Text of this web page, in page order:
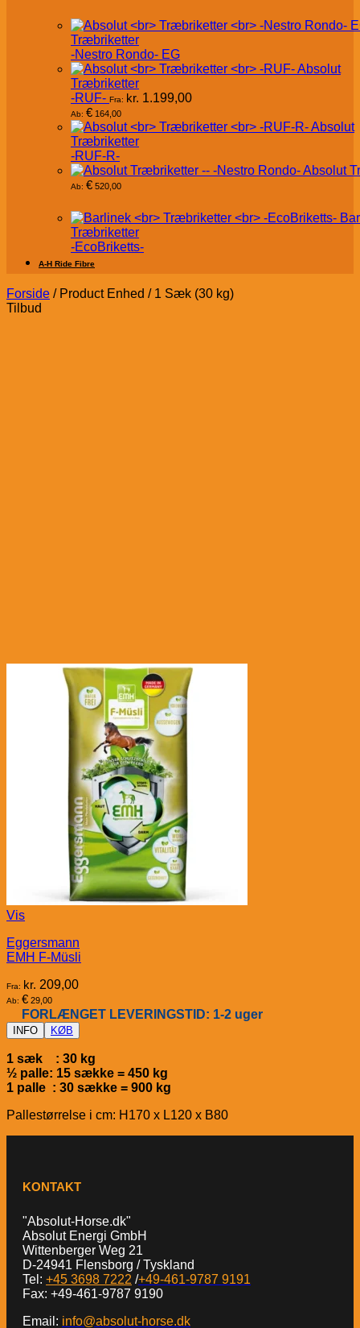
Træbriketter
-Nestro Rondo- EG
Absolut
Træbriketter
-RUF- Fra: kr. 1.199,00
Ab: € 164,00
Absolut
Træbriketter
-RUF-R-
Absolut
Ab: € 520,00
Træbriketter
-EcoBriketts-
A-H Ride Fibre
Forside /Product Enhed /1 Sæk (30 kg)
Tilbud
Vis
Eggersmann
EMH F-Müsli
Fra: kr. 209,00
Ab: € 29,00
FORLÆNGET LEVERINGSTID: 1-2 uger
INFO KØB
1 sæk : 30 kg
½ palle: 15 sække = 450 kg
1 palle : 30 sække = 900 kg
Pallestørrelse i cm: H170 x L120 x B80
KONTAKT
"Absolut-Horse.dk"
Absolut Energi GmbH
Wittenberger Weg 21
D-24941 Flensborg / Tyskland
Tel: +45 3698 7222 /+49-461-9787 9191
Fax: +49-461-9787 9190
Email: info@absolut-horse.dk